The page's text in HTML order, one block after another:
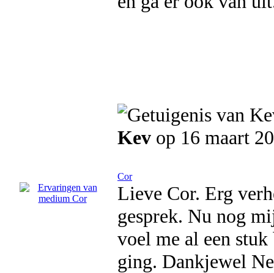
Kev op 16 maart
Cor
Lieve Cor. Erg
gesprek. Nu nog
voel me al een
ging. Dankjewel